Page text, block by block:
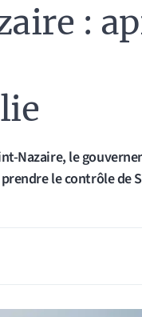
:
Nazaire, le
le contrôle de